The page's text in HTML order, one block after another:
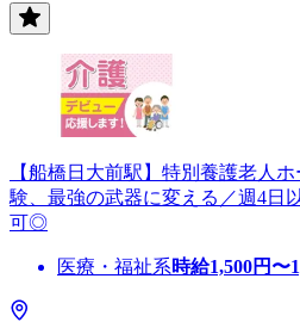
【船橋日大前駅】特別養護老人
験、最強の武器に変える／週4日
可◎
医療・福祉系時給1,500円〜